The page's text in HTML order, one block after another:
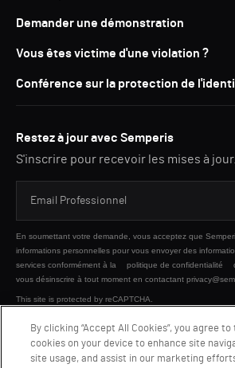
Demander une démonstration
Vous êtes victime d'une violation ?
Conférence sur la protection de
Restez à jour avec Semperis
S'inscrire pour recevoir les mises à jour.
En soumettant votre demande, vous acceptez que
informations personnelles pour vous envoyer des
services conformément à la
politique de confidentialité
vous désinscrire à tout moment en contactant
This site is protected by reCAPTCHA.
ENVOYER
By clicking “Accept All Cookies”, you agree
cookies on your device to enhance site
site usage, and assist in our marketing